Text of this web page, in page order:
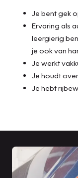
Je bent gek
Ervaring als
leergierig
je ook van
Je werkt
Je houdt
Je hebt